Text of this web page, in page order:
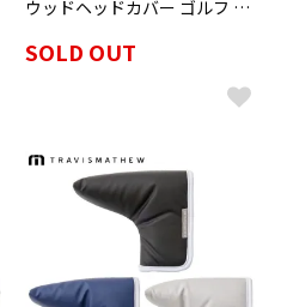
ウッドヘッドカバー ゴルフ ア
W 7AN928」 2026年春夏モデ
SOLD OUT